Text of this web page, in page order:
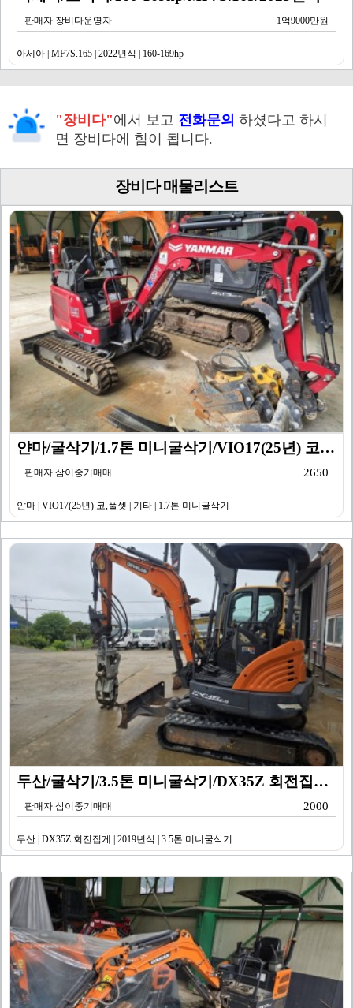
판매자 장비다운영자 1억9000만원
아세아 | MF7S.165 | 2022년식 | 160-169hp
"장비다"에서 보고 전화문의 하셨다고 하시
면 장비다에 힘이 됩니다.
장비다 매물리스트
얀마/굴삭기/1.7톤 미니굴삭기/VIO17(25년) 코…
판매자 삼이중기매매 2650
얀마 | VIO17(25년) 코,풀셋 | 기타 | 1.7톤 미니굴삭기
두산/굴삭기/3.5톤 미니굴삭기/DX35Z 회전집게/2…
판매자 삼이중기매매 2000
두산 | DX35Z 회전집게 | 2019년식 | 3.5톤 미니굴삭기